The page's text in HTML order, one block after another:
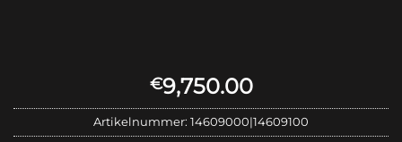
€9,750.00
Artikelnummer: 14609000|14609100